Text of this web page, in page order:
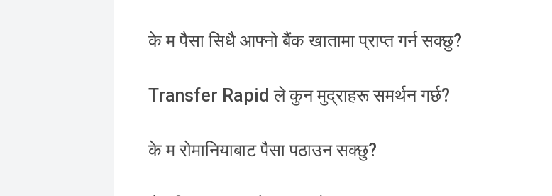
के म पैसा सिधै आफ्नो बैंक खातामा प्राप्त गर्न सक्छु?
Transfer Rapid ले कुन मुद्राहरू समर्थन गर्छ?
के म रोमानियाबाट पैसा पठाउन सक्छु?